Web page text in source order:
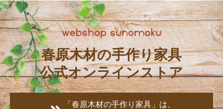
春原木材の手作り家具
公式オンラインストア
「春原木材の手作り家具」は、